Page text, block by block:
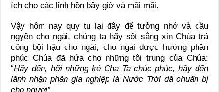
ích cho các linh hồn bây giờ và mãi mãi.
Vậy hôm nay quy tụ lại đây để tưởng nhớ và cầu
ngyện cho ngài, chúng ta hãy sốt sắng xin Chúa trả
công bội hậu cho ngài, cho ngài được hưởng phần
phúc Chúa đã hứa cho những tôi trung của Chúa:
“Hãy đến, hỡi những kẻ Cha Ta chúc phúc, hãy đến
lãnh nhận phần gia nghiệp là Nước Trời đã chuẩn bị
cho ngươi”.